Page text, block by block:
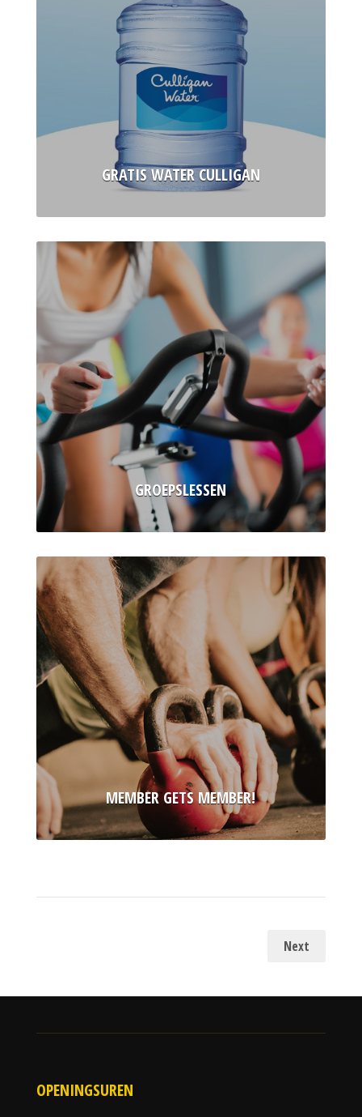
GRATIS WATER CULLIGAN
GROEPSLESSEN
MEMBER GETS MEMBER!
Next
OPENINGSUREN